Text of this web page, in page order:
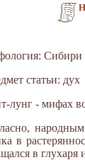
Сибири
статьи: дух
лунг - мифах
в
в